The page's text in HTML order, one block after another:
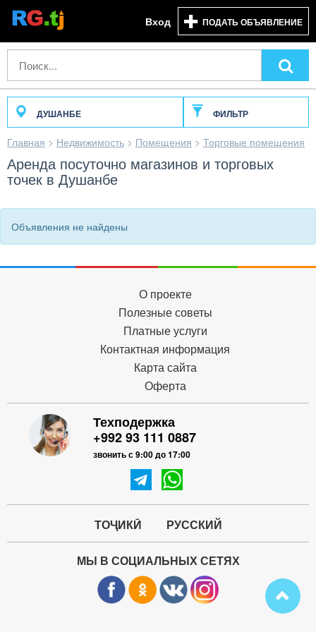
Вход ПОДАТЬ ОБЪЯВЛЕНИЕ
ДУШАНБЕ ФИЛЬТР
Главная > Недвижимость > Помещения > Торговые помещения
Аренда посуточно магазинов и торговых
точек в Душанбе
Объявления не найдены
О проекте
Полезные советы
Платные услуги
Контактная информация
Карта сайта
Оферта
Техподержка
+992 93 111 0887
звонить с 9:00 до 17:00
ТОҶИКӢ РУССКИЙ
МЫ В СОЦИАЛЬНЫХ СЕТЯХ